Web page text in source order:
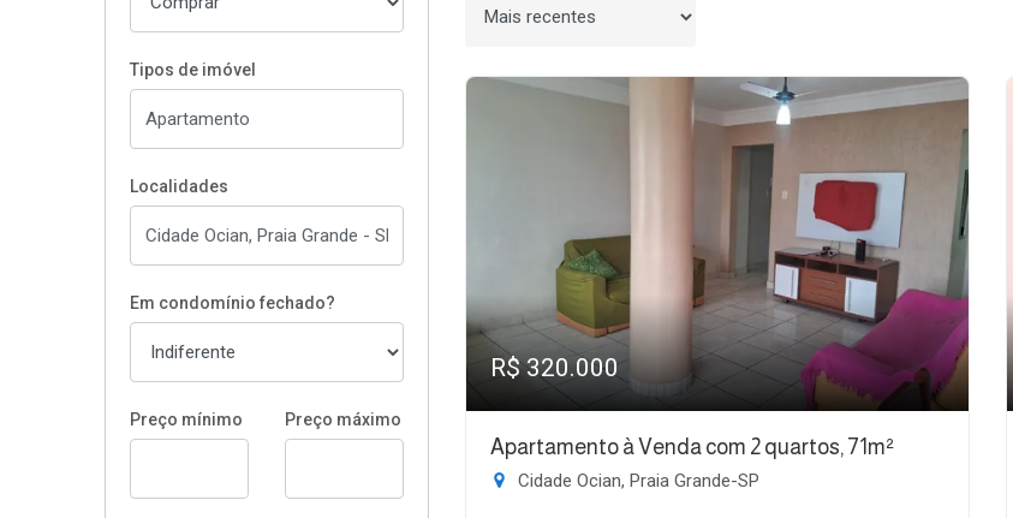
Tipos de imóvel
Localidades
Em condomínio fechado?
Preço mínimo Preço máximo
Ordenar por
R$ 320.000
Apartamento à Venda com 2 quartos, 71m²
Cidade Ocian, Praia Grande-SP